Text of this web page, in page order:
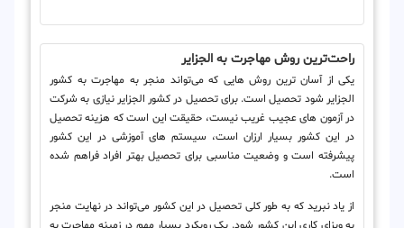
راحت‌ترین روش مهاجرت به الجزایر
یکی از آسان ترین روش هایی که می‌تواند منجر به مهاجرت به کشور
الجزایر شود تحصیل است. برای تحصیل در کشور الجزایر نیازی به شرکت
در آزمون های عجیب غریب نیست، حقیقت این است که هزینه تحصیل
در این کشور بسیار ارزان است، سیستم های آموزشی در این کشور
پیشرفته است و وضعیت مناسبی برای تحصیل بهتر افراد فراهم شده
است.
از یاد نبرید که به طور کلی تحصیل در این کشور می‌تواند در نهایت منجر